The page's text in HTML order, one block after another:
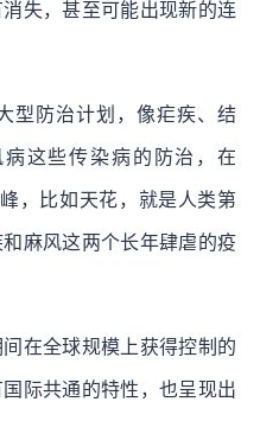
失，甚至可能出现新的连
型防治计划，像疟疾、结
这些传染病的防治，在
，比如天花，就是人类第
麻风这两个长年肆虐的疫
在全球规模上获得控制的
际共通的特性，也呈现出